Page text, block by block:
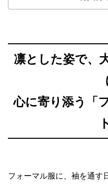
凛とした姿で、
心に寄り添う「
フォーマル服に、袖を通す